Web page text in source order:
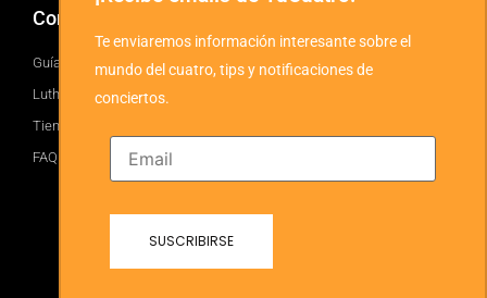
Comprar
Guía
Luthiers
Tienda
FAQ
Facebook
Te enviaremos información interesante sobre el
mundo del cuatro, tips y notificaciones de
conciertos.